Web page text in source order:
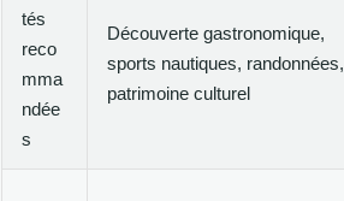
tés
reco
mma
ndée
s
Découverte gastronomique,
sports nautiques, randonnées,
patrimoine culturel